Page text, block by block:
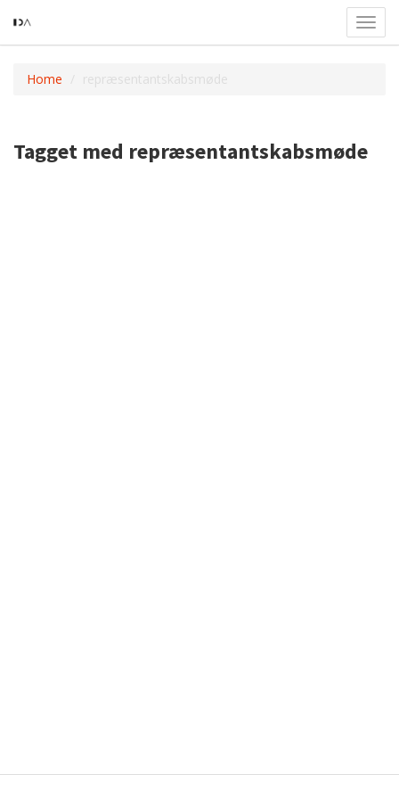
Home repræsentantskabsmøde
Tagget med repræsentantskabsmøde